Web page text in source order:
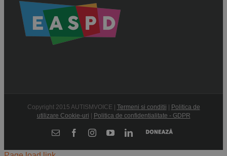
Copyright 2015 AUTISMVOICE | Termeni si conditii | Politica de
utilizare Cookie-uri | Politica de confidentialitate - GDPR
E-
FacebookInstagramYouTubeLinkedIn
Donează